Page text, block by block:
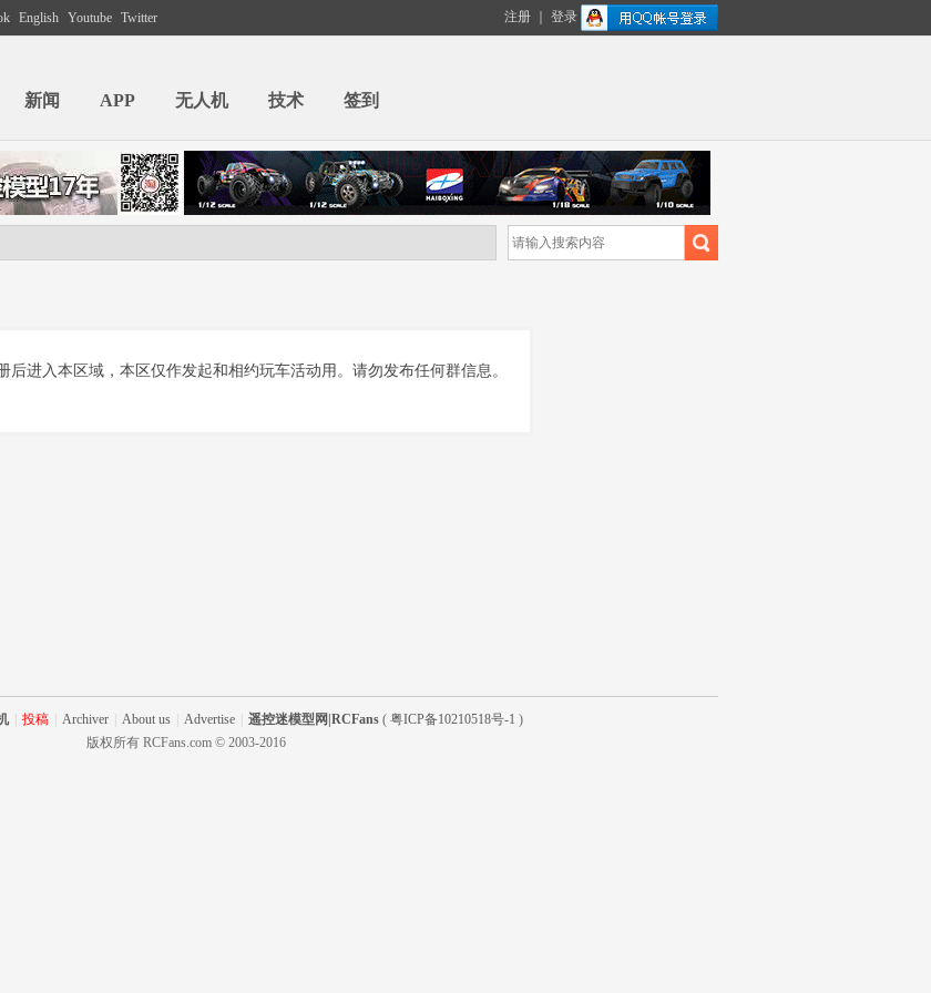
English Youtube Twitter 注册 登录
新闻 APP 无人机 技术 签到
后进入本区域，本区仅作发起和相约玩车活动用。请勿发布任何群信息。
投稿 Archiver About us Advertise 遥控迷模型网|RCFans ( 粤ICP备10210518号-1 )
版权所有 RCFans.com © 2003-2016